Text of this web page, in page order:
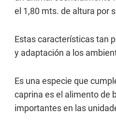
el 1,80 mts. de altura por
Estas características tan
y adaptación a los
Es una especie que
caprina es el alimento de
importantes en las